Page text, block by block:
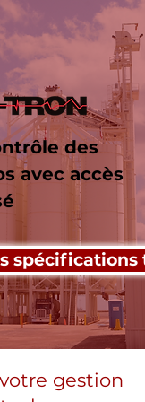
des
avec accès
spécifications
gestion